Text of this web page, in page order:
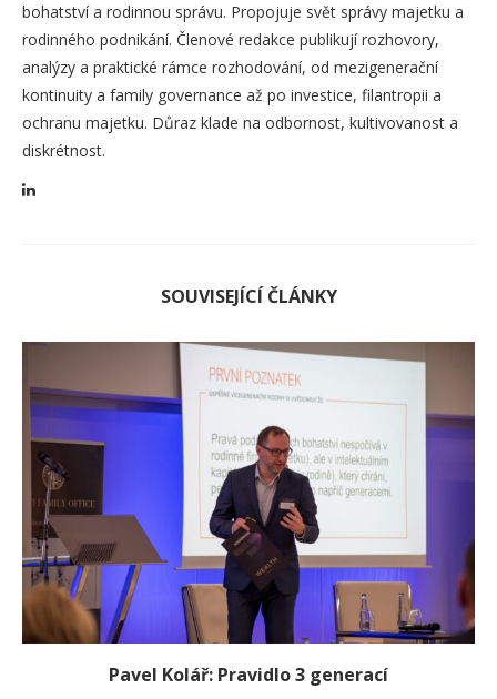
bohatství a rodinnou správu. Propojuje svět správy majetku a
rodinného podnikání. Členové redakce publikují rozhovory,
analýzy a praktické rámce rozhodování, od mezigenerační
kontinuity a family governance až po investice, filantropii a
ochranu majetku. Důraz klade na odbornost, kultivovanost a
diskrétnost.
SOUVISEJÍCÍ ČLÁNKY
Pavel Kolář: Pravidlo 3 generací